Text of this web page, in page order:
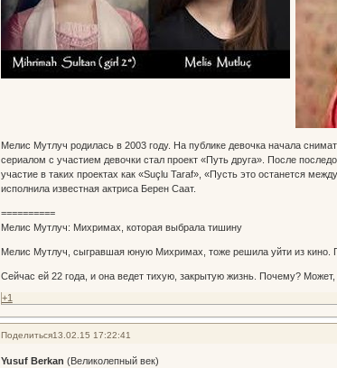
Мелис Мутлуч родилась в 2003 году. На публике девочка начала
сериалом с участием девочки стал проект «Путь друга». После
участие в таких проектах как «Suçlu Taraf», «Пусть это останется
исполнила известная актриса Берен Саат.
==========
Мелис Мутлуч: Михримах, которая выбрала тишину
Мелис Мутлуч, сыгравшая юную Михримах, тоже решила уйти из кино.
Сейчас ей 22 года, и она ведет тихую, закрытую жизнь. Почему?
+1
Поделиться13.02.15 17:22:41
Yusuf Berkan (Великолепный век)